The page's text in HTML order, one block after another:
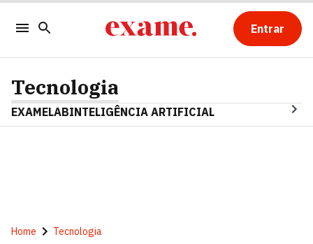
Entrar
Tecnologia
EXAMELABINTELIGÊNCIA ARTIFICIAL
Home Tecnologia